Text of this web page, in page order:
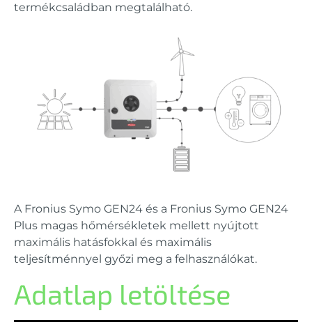
termékcsaládban megtalálható.
A Fronius Symo GEN24 és a Fronius Symo GEN24
Plus magas hőmérsékletek mellett nyújtott
maximális hatásfokkal és maximális
teljesítménnyel győzi meg a felhasználókat.
Adatlap letöltése